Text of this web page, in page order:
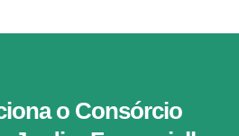
o Consórcio